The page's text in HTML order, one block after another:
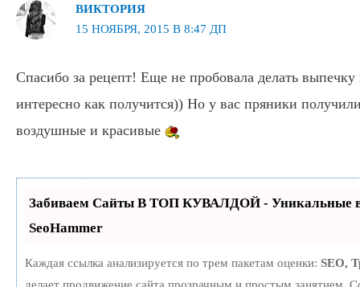
ВИКТОРИЯ
15 НОЯБРЯ, 2015 В 8:47 ДП
Спасибо за рецепт! Еще не пробовала делать
интересно как получится)) Но у вас пряники
воздушные и красивые
Забиваем Сайты В ТОП КУВАЛДОЙ - Уникальные
SeoHammer
Каждая ссылка анализируется по трем пакетам оценки: SEO,
делает продвижение сайта прозрачным и простым занятием.